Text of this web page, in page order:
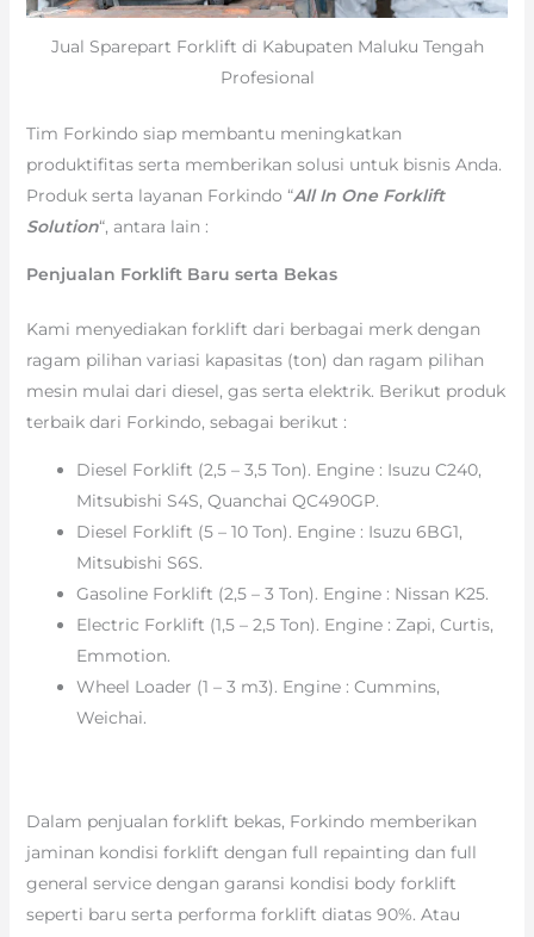
Jual Sparepart Forklift di Kabupaten Maluku Tengah
Profesional
Tim Forkindo siap membantu meningkatkan
produktifitas serta memberikan solusi untuk bisnis Anda.
Produk serta layanan Forkindo “All In One Forklift
Solution“, antara lain :
Penjualan Forklift Baru serta Bekas
Kami menyediakan forklift dari berbagai merk dengan
ragam pilihan variasi kapasitas (ton) dan ragam pilihan
mesin mulai dari diesel, gas serta elektrik. Berikut produk
terbaik dari Forkindo, sebagai berikut :
Diesel Forklift (2,5 – 3,5 Ton). Engine : Isuzu C240,
Mitsubishi S4S, Quanchai QC490GP.
Diesel Forklift (5 – 10 Ton). Engine : Isuzu 6BG1,
Mitsubishi S6S.
Gasoline Forklift (2,5 – 3 Ton). Engine : Nissan K25.
Electric Forklift (1,5 – 2,5 Ton). Engine : Zapi, Curtis,
Emmotion.
Wheel Loader (1 – 3 m3). Engine : Cummins,
Weichai.
Dalam penjualan forklift bekas, Forkindo memberikan
jaminan kondisi forklift dengan full repainting dan full
general service dengan garansi kondisi body forklift
seperti baru serta performa forklift diatas 90%. Atau